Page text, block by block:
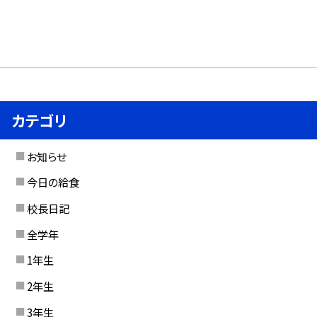
カテゴリ
お知らせ
今日の給食
校長日記
全学年
1年生
2年生
3年生